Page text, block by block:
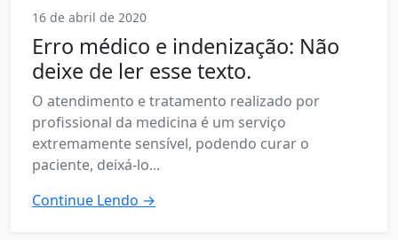
16 de abril de 2020
Erro médico e indenização: Não
deixe de ler esse texto.
O atendimento e tratamento realizado por
profissional da medicina é um serviço
extremamente sensível, podendo curar o
paciente, deixá-lo...
Continue Lendo →